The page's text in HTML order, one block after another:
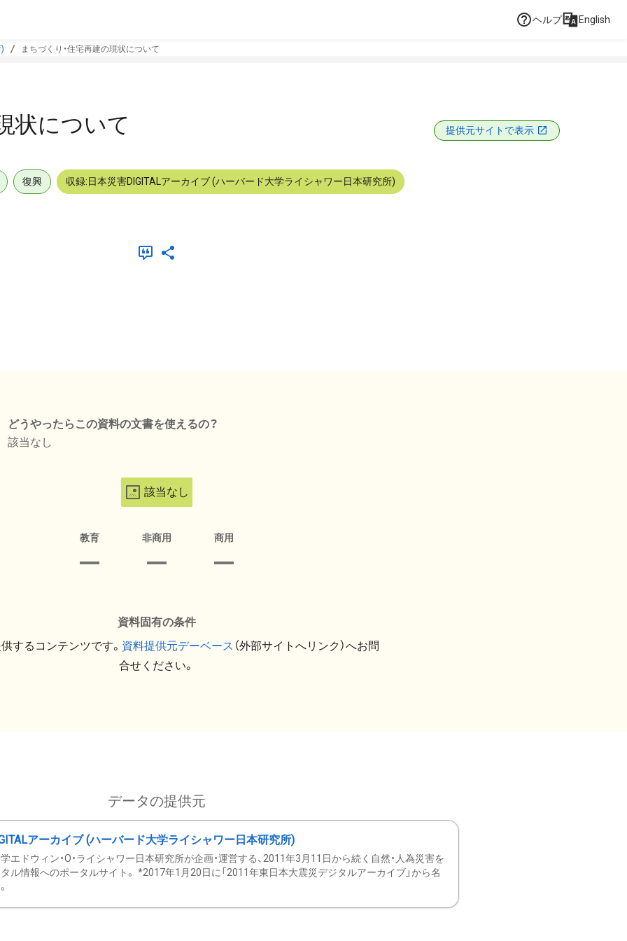
ヘルプ English
まちづくり・住宅再建の現状について
状について 提供元サイトで表示
復興 収録:日本災害DIGITALアーカイブ (ハーバード大学ライシャワー日本研究所)
どうやったらこの資料の文書を使えるの？
該当なし
該当なし
教育 非商用 商用
資料固有の条件
するコンテンツです。 資料提供元デーベース （外部サイトへリンク）へお問
合せください。
データの提供元
アーカイブ (ハーバード大学ライシャワー日本研究所)
エドウィン・O・ライシャワー日本研究所が企画・運営する、2011年3月11日から続く自然・人為災害を
ル情報へのポータルサイト。 *2017年1月20日に「2011年東日本大震災デジタルアーカイブ」から名